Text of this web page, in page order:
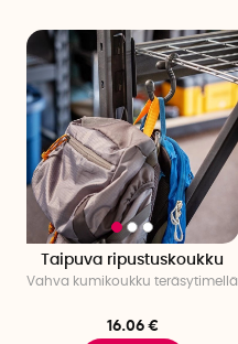
Taipuva ripustuskoukku
Vahva kumikoukku teräsytimellä
16.06 €